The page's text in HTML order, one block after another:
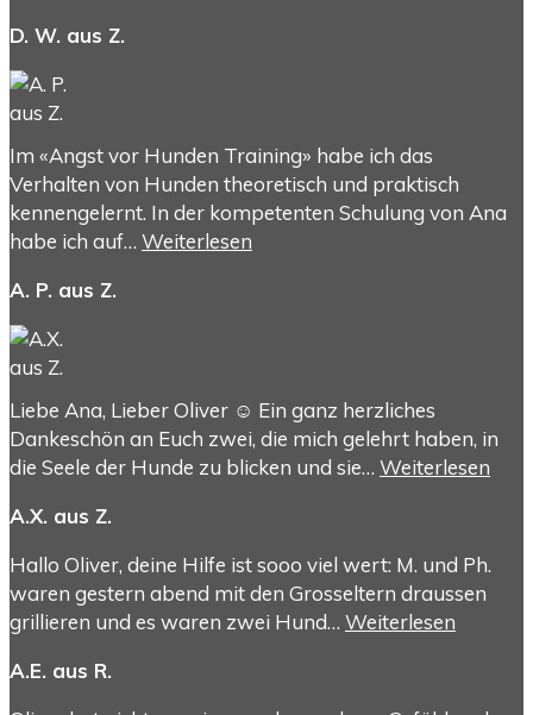
D. W. aus Z.
Im «Angst vor Hunden Training» habe ich das
Verhalten von Hunden theoretisch und praktisch
kennengelernt. In der kompetenten Schulung von Ana
habe ich auf… Weiterlesen
A. P. aus Z.
Liebe Ana, Lieber Oliver ☺️ Ein ganz herzliches
Dankeschön an Euch zwei, die mich gelehrt haben, in
die Seele der Hunde zu blicken und sie… Weiterlesen
A.X. aus Z.
Hallo Oliver, deine Hilfe ist sooo viel wert: M. und Ph.
waren gestern abend mit den Grosseltern draussen
grillieren und es waren zwei Hund… Weiterlesen
A.E. aus R.